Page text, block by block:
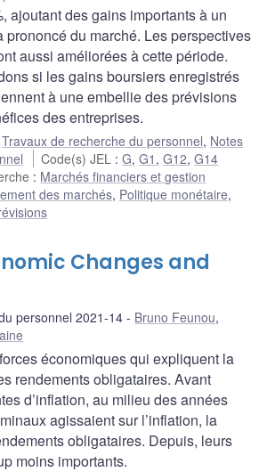
ajoutant des gains importants à un
prononcé du marché. Les perspectives
aussi améliorées à cette période.
si les gains boursiers enregistrés
à une embellie des prévisions
des entreprises.
Travaux de recherche du personnel, Notes
Code(s) JEL :G,G1 ,G12,G14
: Marchés financiers et gestion
des marchés, Politique monétaire,
Changes and
personnel 2021-14 Bruno Feunou,
économiques qui expliquent la
rendements obligataires. Avant
d’inflation, au milieu des années
agissaient sur l’inflation, la
obligataires. Depuis, leurs
moins importants.